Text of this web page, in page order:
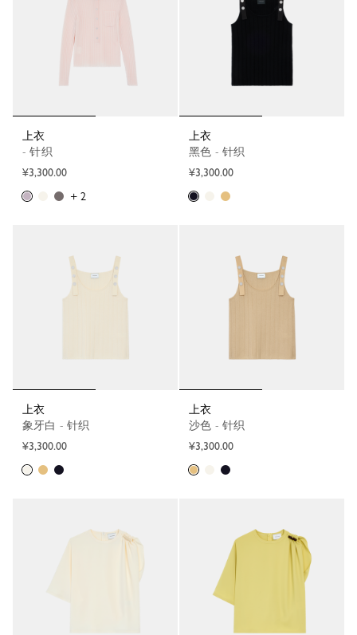
上衣
- 针织
¥3,300.00
+ 2
上衣
黑色 - 针织
¥3,300.00
上衣
象牙白 - 针织
¥3,300.00
上衣
沙色 - 针织
¥3,300.00